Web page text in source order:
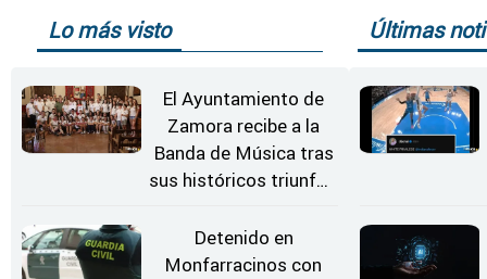
Lo más visto
El Ayuntamiento de
Zamora recibe a la
Banda de Música tras
sus históricos triunfos
Detenido en
Monfarracinos con
Últimas